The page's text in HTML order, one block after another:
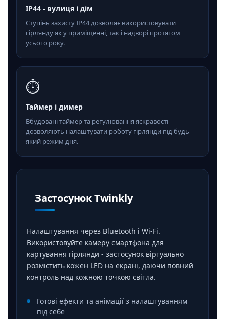
IP44 - вулиця і дім
Ступінь захисту IP44 дозволяє використовувати
гірлянду як у приміщенні, так і надворі протягом
усього року.
⏱️
Таймер і димер
Вбудовані таймер та регулювання яскравості
дозволяють налаштувати роботу гірлянди під будь-
який режим дня.
Застосунок Twinkly
Налаштування через Bluetooth і Wi-Fi.
Використовуйте камеру смартфона для
картування гірлянди - застосунок віртуально
розмістить кожен LED на екрані, даючи повний
контроль над кожною точкою світла.
Готові ефекти та анімації з налаштуванням
під себе